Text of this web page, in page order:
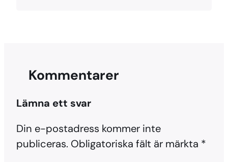
Kommentarer
Lämna ett svar
Din e-postadress kommer inte
publiceras. Obligatoriska fält är märkta *